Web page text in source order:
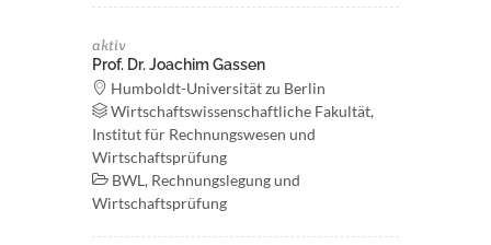
aktiv
Prof. Dr. Joachim Gassen
Humboldt-Universität zu Berlin
Wirtschaftswissenschaftliche Fakultät,
Institut für Rechnungswesen und
Wirtschaftsprüfung
BWL, Rechnungslegung und
Wirtschaftsprüfung